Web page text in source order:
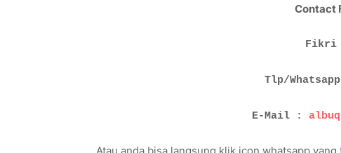
Contact
Fikri
Tlp/
E-Mail :